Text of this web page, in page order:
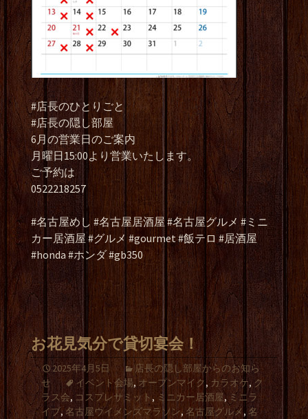
#店長のひとりごと
#店長の隠し部屋
6月の営業日のご案内
月曜日15:00より営業いたします。
ご予約は
0522218257
#名古屋めし #名古屋居酒屋 #名古屋グルメ #ミニ
カー居酒屋 #グルメ #gourmet #飯テロ #居酒屋
#honda #ホンダ #gb350
お花見気分で貸切宴会！
2025年4月5日
店長の隠し部屋からのお知ら
せ
イベント会場, オープンマイク, カラオケ, ク
ラス会, コスプレサミット , ミニカー居酒屋, ミニラ
イブ,名古屋ウイメンズマラソン, 名古屋グルメ, 名